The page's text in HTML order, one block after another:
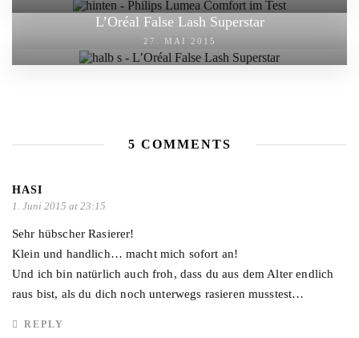
L’Oréal False Lash Superstar
27. MAI 2015
5 COMMENTS
HASI
1. Juni 2015 at 23:15
Sehr hübscher Rasierer!
Klein und handlich… macht mich sofort an!
Und ich bin natürlich auch froh, dass du aus dem Alter endlich
raus bist, als du dich noch unterwegs rasieren musstest…
REPLY